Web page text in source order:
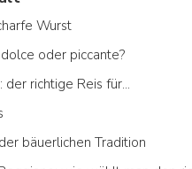
Wurst
oder piccante?
der richtige Reis für...
bäuerlichen Tradition